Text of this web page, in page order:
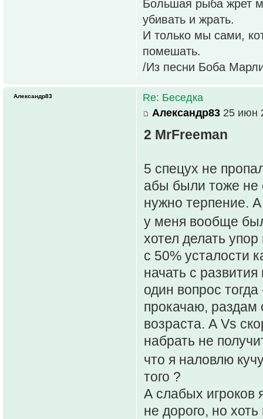
Большая рыба жрет
убивать и жрать.
И только мы сами,
помешать.
/Из песни Боба
Re: Беседка
Александр83 25 июн
2 MrFreeman
5 cпецух не
абы были тоже не
нужно терпение.
у меня вообще
хотел делать
с 50% усталости
начать с
один вопрос
прокачаю, раздам
возраста. А Vs
набрать не
что я наловлю
того ?
А слабых игроков
не дорого, но
Александр83